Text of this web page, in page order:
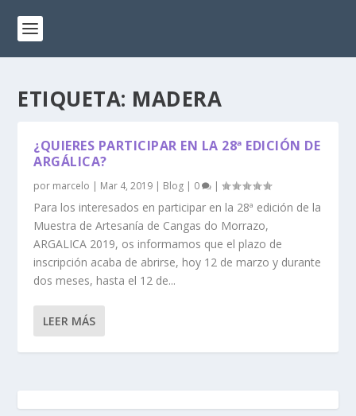
ETIQUETA: MADERA
¿QUIERES PARTICIPAR EN LA 28ª EDICIÓN DE
ARGÁLICA?
por marcelo | Mar 4, 2019 | Blog | 0 |
Para los interesados en participar en la 28ª edición de la
Muestra de Artesanía de Cangas do Morrazo,
ARGALICA 2019, os informamos que el plazo de
inscripción acaba de abrirse, hoy 12 de marzo y durante
dos meses, hasta el 12 de...
LEER MÁS